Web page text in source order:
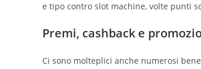
e tipo contro slot machine, volte punti
Premi, cashback e
Ci sono molteplici anche numerosi